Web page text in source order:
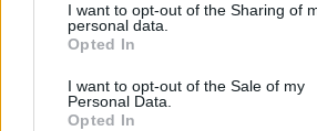
I want to opt-out of the Sharing of
personal data.
Opted In
I want to opt-out of the Sale of my
Personal Data.
Opted In
Το ατύχημα του Ρόμπερτ Πλαντ,
στη Ρόδο όπου παραλίγο να χάσει
(video)